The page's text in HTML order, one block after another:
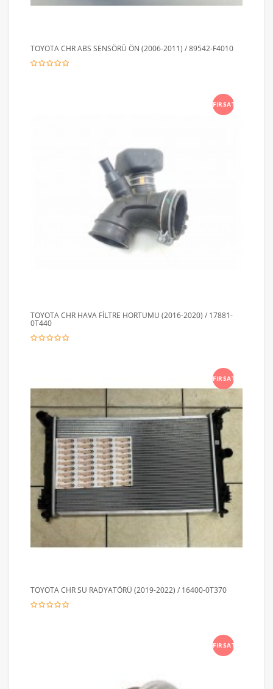
TOYOTA CHR ABS SENSÖRÜ ÖN (2006-2011) / 89542-F4010
FIRSAT
TOYOTA CHR HAVA FİLTRE HORTUMU (2016-2020) / 17881-
0T440
FIRSAT
TOYOTA CHR SU RADYATÖRÜ (2019-2022) / 16400-0T370
FIRSAT